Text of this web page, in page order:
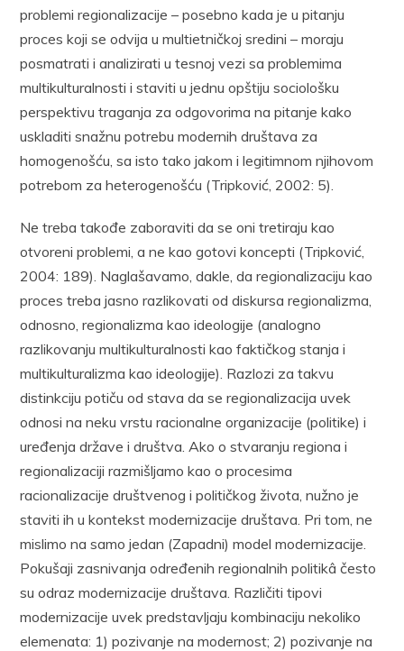
problemi regionalizacije – posebno kada je u pitanju
proces koji se odvija u multietničkoj sredini – moraju
posmatrati i analizirati u tesnoj vezi sa problemima
multikulturalnosti i staviti u jednu opštiju sociološku
perspektivu traganja za odgovorima na pitanje kako
uskladiti snažnu potrebu modernih društava za
homogenošću, sa isto tako jakom i legitimnom njihovom
potrebom za heterogenošću (Tripković, 2002: 5).
Ne treba takođe zaboraviti da se oni tretiraju kao
otvoreni problemi, a ne kao gotovi koncepti (Tripković,
2004: 189). Naglašavamo, dakle, da regionalizaciju kao
proces treba jasno razlikovati od diskursa regionalizma,
odnosno, regionalizma kao ideologije (analogno
razlikovanju multikulturalnosti kao faktičkog stanja i
multikulturalizma kao ideologije). Razlozi za takvu
distinkciju potiču od stava da se regionalizacija uvek
odnosi na neku vrstu racionalne organizacije (politike) i
uređenja države i društva. Ako o stvaranju regiona i
regionalizaciji razmišljamo kao o procesima
racionalizacije društvenog i političkog života, nužno je
staviti ih u kontekst modernizacije društava. Pri tom, ne
mislimo na samo jedan (Zapadni) model modernizacije.
Pokušaji zasnivanja određenih regionalnih politikâ često
su odraz modernizacije društava. Različiti tipovi
modernizacije uvek predstavljaju kombinaciju nekoliko
elemenata: 1) pozivanje na modernost; 2) pozivanje na